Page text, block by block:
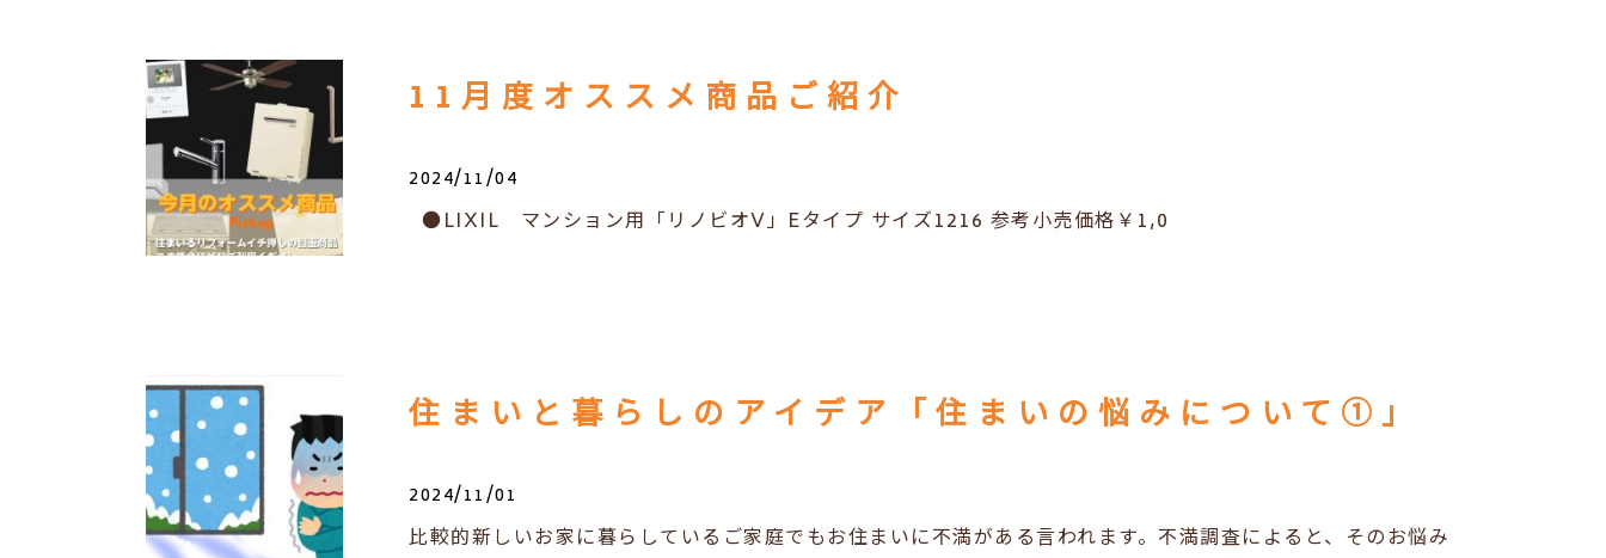
11月度オススメ商品ご紹介
2024/11/04
●LIXIL マンション用「リノビオV」Eタイプ サイズ1216 参考小売価格￥1,0
住まいと暮らしのアイデア「住まいの悩みについて①」
2024/11/01
比較的新しいお家に暮らしているご家庭でもお住まいに不満がある言われます。不満調査によると、そのお悩み